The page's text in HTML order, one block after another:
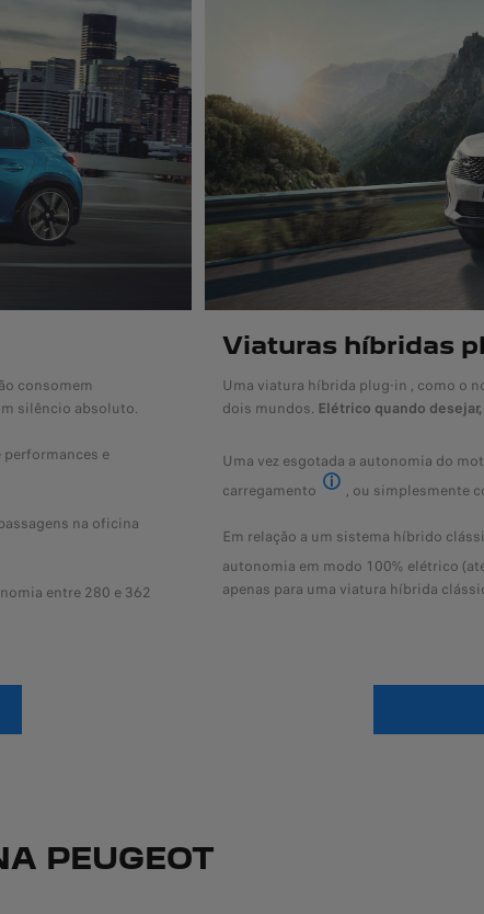
consomem
silêncio absoluto.
e
na oficina
entre 280 e 362
Viaturas híbridas
Uma viatura híbrida plug-in
PHEV :
, como o
dois mundos. Elétrico quando
Uma vez esgotada a autonomia do
carregamento
Para reduzir o
, ou simplesmente
Em relação a um sistema híbrido
autonomia em modo 100% elétrico
apenas para uma viatura híbrida
PEUGEOT